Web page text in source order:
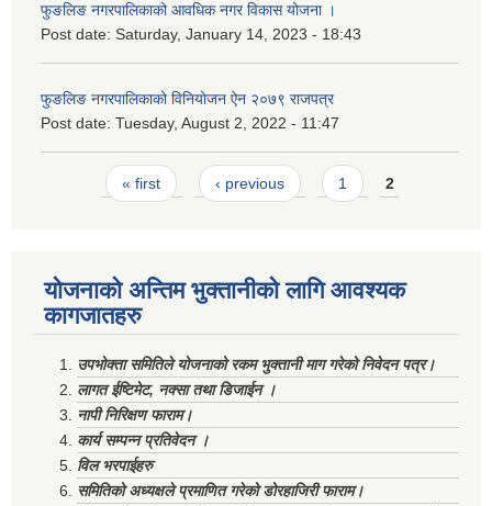
फुङलिङ नगरपालिकाको आवधिक नगर विकास योजना ।
Post date: Saturday, January 14, 2023 - 18:43
फुङलिङ नगरपालिकाको विनियोजन ऐन २०७९ राजपत्र
Post date: Tuesday, August 2, 2022 - 11:47
Pages« first ‹ previous 1 2
योजनाको अन्तिम भुक्तानीको लागि आवश्यक
कागजातहरु
उपभोक्ता समितिले योजनाको रकम भुक्तानी माग गरेको निवेदन पत्र।
लागत ईष्टिमेट, नक्सा तथा डिजाईन ।
नापी निरिक्षण फाराम।
कार्य सम्पन्न प्रतिवेदन ।
विल भरपाईहरु
समितिको अध्यक्षले प्रमाणित गरेको डोरहाजिरी फाराम।